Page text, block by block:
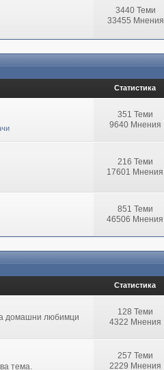
3440 Теми
33455 Мнения
Статистика
351 Теми
9640 Мнения
216 Теми
17601 Мнения
851 Теми
46506 Мнения
Статистика
домашни любимци
128 Теми
4322 Мнения
тема.
257 Теми
2229 Мнения